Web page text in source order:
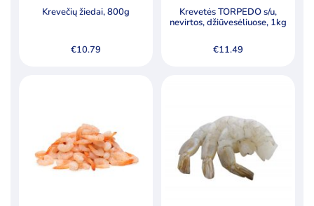
Krevečių žiedai, 800g
€10.79
Krevetės TORPEDO s/u,
nevirtos, džiūvesėliuose, 1kg
€11.49